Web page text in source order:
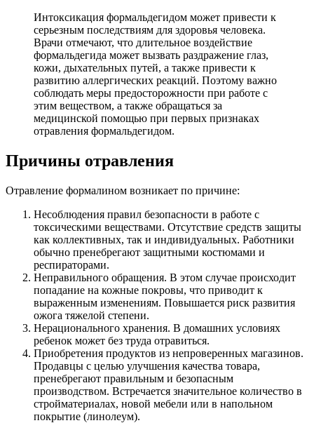
Интоксикация формальдегидом может привести к
серьезным последствиям для здоровья человека.
Врачи отмечают, что длительное воздействие
формальдегида может вызвать раздражение глаз,
кожи, дыхательных путей, а также привести к
развитию аллергических реакций. Поэтому важно
соблюдать меры предосторожности при работе с
этим веществом, а также обращаться за
медицинской помощью при первых признаках
отравления формальдегидом.
Причины отравления
Отравление формалином возникает по причине:
Несоблюдения правил безопасности в работе с
токсическими веществами. Отсутствие средств защиты
как коллективных, так и индивидуальных. Работники
обычно пренебрегают защитными костюмами и
респираторами.
Неправильного обращения. В этом случае происходит
попадание на кожные покровы, что приводит к
выраженным изменениям. Повышается риск развития
ожога тяжелой степени.
Нерационального хранения. В домашних условиях
ребенок может без труда отравиться.
Приобретения продуктов из непроверенных магазинов.
Продавцы с целью улучшения качества товара,
пренебрегают правильным и безопасным
производством. Встречается значительное количество в
стройматериалах, новой мебели или в напольном
покрытие (линолеум).